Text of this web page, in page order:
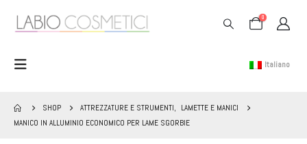
0
Italiano
SHOP ATTREZZATURE E STRUMENTI
LAMETTE E MANICI
MANICO IN ALLUMINIO ECONOMICO PER LAME SGORBIE